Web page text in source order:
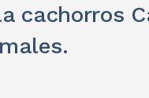
cachorros